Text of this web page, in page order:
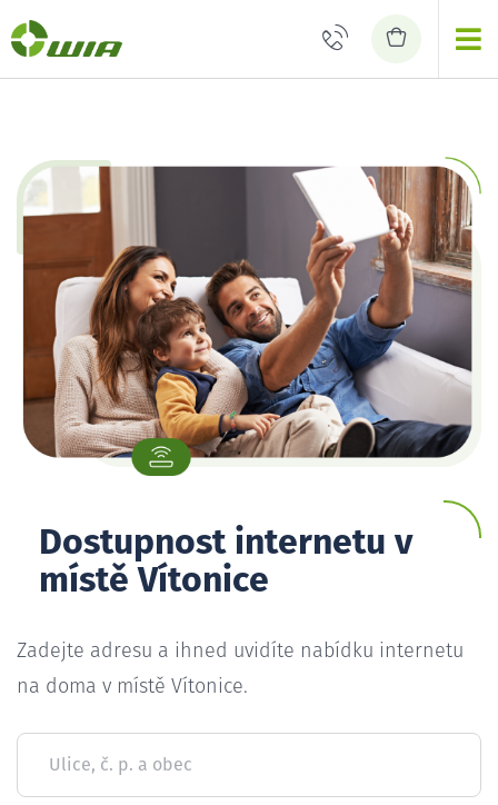
Dostupnost internetu v
místě Vítonice
Zadejte adresu a ihned uvidíte nabídku internetu
na doma v místě Vítonice.
Ulice, č. p. a obec